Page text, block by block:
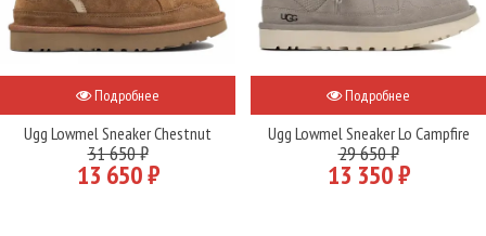
Подробнее
Ugg Lowmel Sneaker Chestnut
31 650 ₽
13 650 ₽
Подробнее
Ugg Lowmel Sneaker Lo Campfire
29 650 ₽
13 350 ₽